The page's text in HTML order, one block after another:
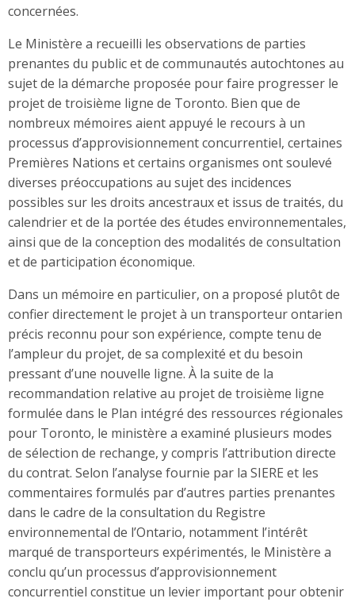
concernées.
Le Ministère a recueilli les observations de parties
prenantes du public et de communautés autochtones au
sujet de la démarche proposée pour faire progresser le
projet de troisième ligne de Toronto. Bien que de
nombreux mémoires aient appuyé le recours à un
processus d’approvisionnement concurrentiel, certaines
Premières Nations et certains organismes ont soulevé
diverses préoccupations au sujet des incidences
possibles sur les droits ancestraux et issus de traités, du
calendrier et de la portée des études environnementales,
ainsi que de la conception des modalités de consultation
et de participation économique.
Dans un mémoire en particulier, on a proposé plutôt de
confier directement le projet à un transporteur ontarien
précis reconnu pour son expérience, compte tenu de
l’ampleur du projet, de sa complexité et du besoin
pressant d’une nouvelle ligne. À la suite de la
recommandation relative au projet de troisième ligne
formulée dans le Plan intégré des ressources régionales
pour Toronto, le ministère a examiné plusieurs modes
de sélection de rechange, y compris l’attribution directe
du contrat. Selon l’analyse fournie par la SIERE et les
commentaires formulés par d’autres parties prenantes
dans le cadre de la consultation du Registre
environnemental de l’Ontario, notamment l’intérêt
marqué de transporteurs expérimentés, le Ministère a
conclu qu’un processus d’approvisionnement
concurrentiel constitue un levier important pour obtenir